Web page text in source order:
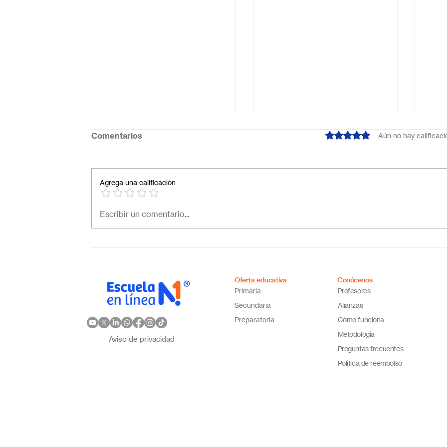
¿Cuál es el mejor colegio
Comentarios Obtuvo 0 de 5 estrellas.
Aún no hay
Agrega una calificación
Escribir un comentario...
Aviso de privacidad
Oferta educativa
Primaria
Secundaria
Preparatoria
Conócenos
Profesores
Alianzas
Cómo funciona
Metodología
Preguntas frecuentes
Política de reembolso